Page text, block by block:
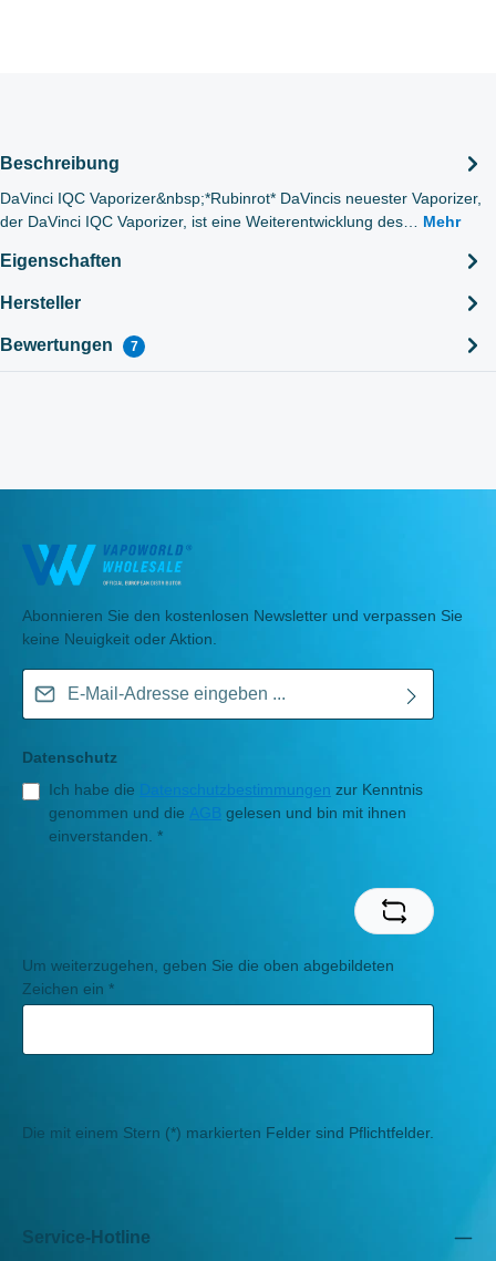
Beschreibung
DaVinci IQC Vaporizer&nbsp;*Rubinrot* DaVincis neuester Vaporizer,
der DaVinci IQC Vaporizer, ist eine Weiterentwicklung des… Mehr
Eigenschaften
Hersteller
Bewertungen 7
Abonnieren Sie den kostenlosen Newsletter und verpassen Sie
keine Neuigkeit oder Aktion.
Datenschutz
Ich habe die Datenschutzbestimmungen zur Kenntnis
genommen und die
gelesen und bin mit ihnen
einverstanden. *
Um weiterzugehen, geben Sie die oben abgebildeten
Zeichen ein *
Die mit einem Stern (*) markierten Felder sind Pflichtfelder.
Service-Hotline